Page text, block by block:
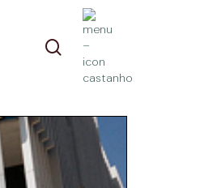
pesquisa